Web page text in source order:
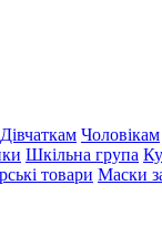
Дівчаткам Чоловікам
Шкільна група
товари Маски